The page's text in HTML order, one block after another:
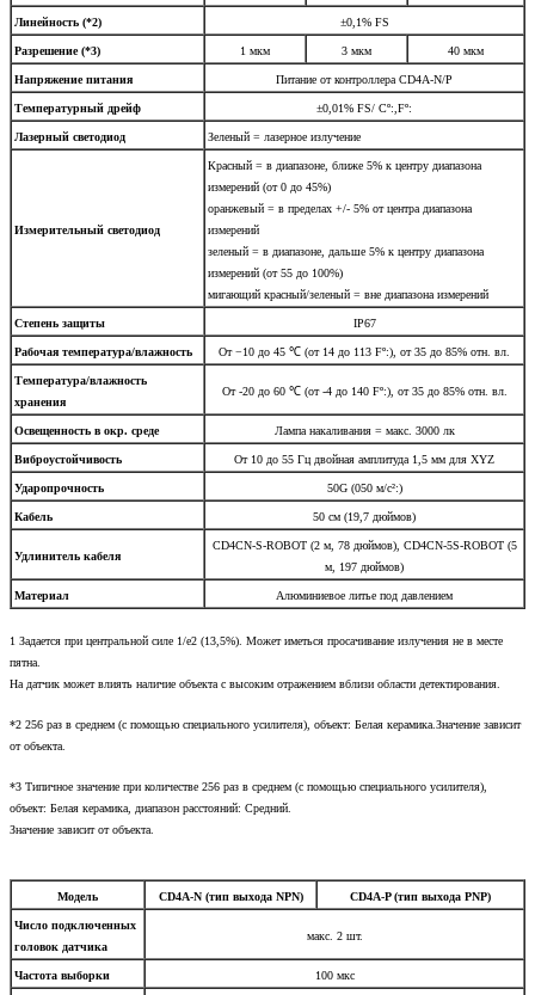
Линейность (*2) ±0,1% FS
Разрешение (*3) 1 мкм 3 мкм 40 мкм
Напряжение питания Питание от контроллера CD4A-N/P
Температурный дрейф ±0,01% FS/ Cº:,Fº:
Лазерный светодиод Зеленый = лазерное излучение
Измерительный светодиод
Красный = в диапазоне, ближе 5% к центру диапазона
измерений (от 0 до 45%)
оранжевый = в пределах +/- 5% от центра диапазона
измерений
зеленый = в диапазоне, дальше 5% к центру диапазона
измерений (от 55 до 100%)
мигающий красный/зеленый = вне диапазона измерений
Степень защиты IP67
Рабочая температура/влажность От −10 до 45 ℃ (от 14 до 113 Fº:), от 35 до 85% отн. вл.
Температура/влажность
хранения
От -20 до 60 ℃ (от -4 до 140 Fº:), от 35 до 85% отн. вл.
Освещенность в окр. среде Лампа накаливания = макс. 3000 лк
Виброустойчивость От 10 до 55 Гц двойная амплитуда 1,5 мм для XYZ
Ударопрочность 50G (050 м/с²:)
Кабель 50 см (19,7 дюймов)
Удлинитель кабеля
CD4CN-S-ROBOT (2 м, 78 дюймов), CD4CN-5S-ROBOT (5
м, 197 дюймов)
Материал Алюминиевое литье под давлением
1 Задается при центральной силе 1/e2 (13,5%). Может иметься просачивание излучения не в месте
пятна.
На датчик может влиять наличие объекта с высоким отражением вблизи области детектирования.
*2 256 раз в среднем (с помощью специального усилителя), объект: Белая керамика.Значение зависит
от объекта.
*3 Типичное значение при количестве 256 раз в среднем (с помощью специального усилителя),
объект: Белая керамика, диапазон расстояний: Средний.
Значение зависит от объекта.
Модель CD4A-N (тип выхода NPN) CD4A-P (тип выхода PNP)
Число подключенных
головок датчика
макс. 2 шт.
Частота выборки 100 мкс